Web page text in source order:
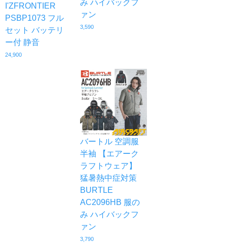
I'ZFRONTIER
PSBP1073 フル
セット バッテリ
ー付 静音
24,900
み ハイバックフ
ァン
3,590
バートル 空調服
半袖 【エアーク
ラフトウェア】
猛暑熱中症対策
BURTLE
AC2096HB 服の
み ハイバックフ
ァン
3,790